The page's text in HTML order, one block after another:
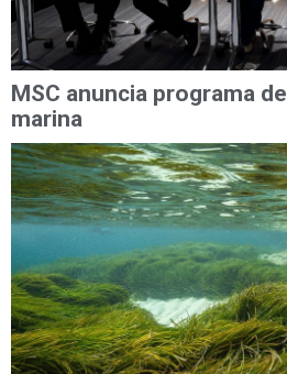
MSC anuncia programa
marina